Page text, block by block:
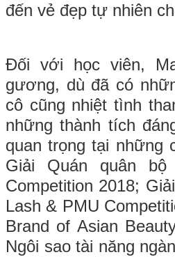
đến vẻ đẹp tự nhiên
Đối với học viên,
gương, dù đã có
cô cũng nhiệt tình
những thành tích
quan trọng tại những
Giải Quán quân
Competition 2018;
Lash & PMU
Brand of Asian
Ngôi sao tài năng